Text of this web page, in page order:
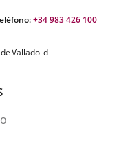
+34 983 426 100
Valladolid